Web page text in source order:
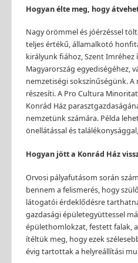
Hogyan élte meg, hogy
Nagy örömmel és jóérzéssel
teljes értékű, államalkotó
királyunk fiához, Szent
Magyarország egyediségéhez,
nemzetiségi sokszínűségünk.
részesíti. A Pro Cultura
Konrád Ház
nemzetünk számára. Példa
önellátással és találékonysággal,
Hogyan jött a Konrád Ház
Orvosi pályafutásom során
bennem a felismerés, hogy
látogatói érdeklődésre
gazdasági épületegyüttessel
épülethomlokzat, festett falak,
ítéltükmeg, hogy ezek
évig tartottak a helyreállítási